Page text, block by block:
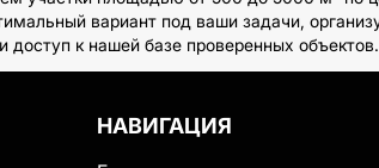
вариант под ваши задачи,
доступ к нашей базе проверенных объектов.
НАВИГАЦИЯ